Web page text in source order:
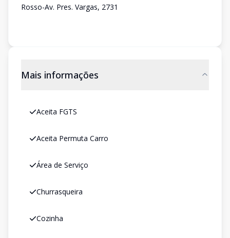
Rosso-Av. Pres. Vargas, 2731
Mais informações
Aceita FGTS
Aceita Permuta Carro
Área de Serviço
Churrasqueira
Cozinha